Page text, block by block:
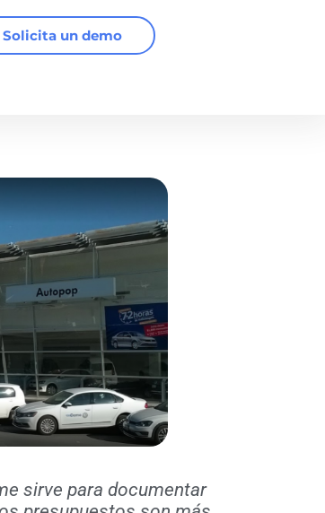
Solicita un demo
sirve para documentar